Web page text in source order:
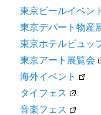
東京ビールイベン
東京デパート物産
東京ホテルビュッ
東京アート展覧会
海外イベント
タイフェス
音楽フェス